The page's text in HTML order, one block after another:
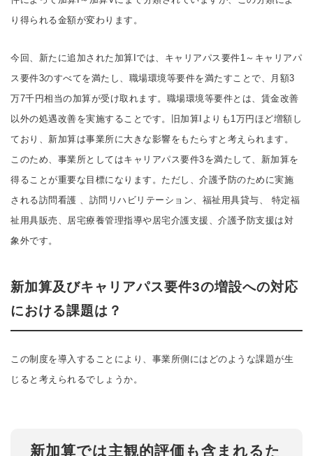
り得られる金額が変わります。
今回、新たに追加された加算Iでは、キャリアパス要件1～キャリアパ
ス要件3のすべてを満たし、職場環境等要件を満たすことで、月額3
万7千円相当の加算が受け取れます。職場環境等要件とは、賃金改善
以外の処遇改善を実施することです。旧加算Iよりも1万円ほど増額し
ており、新加算は事業所に大きな影響をもたらすと考えられます。
このため、事業所としてはキャリアパス要件3を満たして、新加算を
得ることが重要な目標になります。ただし、介護予防のために実施
される訪問看護 、訪問リハビリテーション、福祉用具貸与、 特定福
祉用具販売、居宅療養管理指導や居宅介護支援、介護予防支援は対
象外です。
新加算及びキャリアパス要件3の増設への対応
における課題は？
この制度を導入することにより、事業所側にはどのような課題が生
じると考えられるでしょうか。
新加算では主観的評価も含まれるた